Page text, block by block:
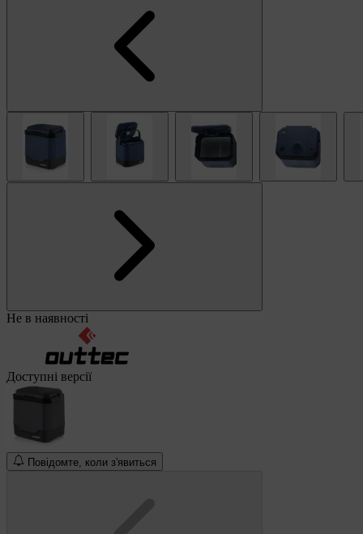
Не в наявності
Доступні версії
Повідомте, коли з'явиться